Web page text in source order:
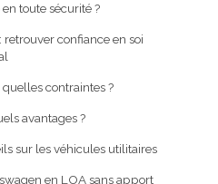
toute sécurité ?
confiance en soi
contraintes ?
avantages ?
sur les véhicules utilitaires
en LOA sans apport